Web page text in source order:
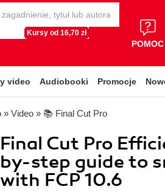
Kursy od 16,70 zł
POMOC
video Audiobooki Promocje
» Video » 📚 Final Cut Pro
Final Cut Pro
by-step guide to
with FCP 10.6